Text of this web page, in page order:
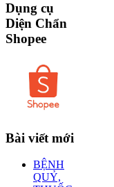
Dụng cụ
Diện Chẩn
Shopee
Bài viết mới
BỆNH
QUỶ,